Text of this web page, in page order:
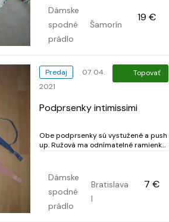
Dámske
spodné
prádlo
Šamorín
19 €
Predaj
07. 04.
2021
Topovať
Podprsenky intimissimi
Obe podprsenky sú vystužené a push
up. Ružová ma odnímatelné ramienka,
Cena za oba kusy spolu 7 eur plus
poštovné. V prípade záujmu sa mi
ozvite na gmail.
Dámske
spodné
prádlo
Bratislava
I
7 €